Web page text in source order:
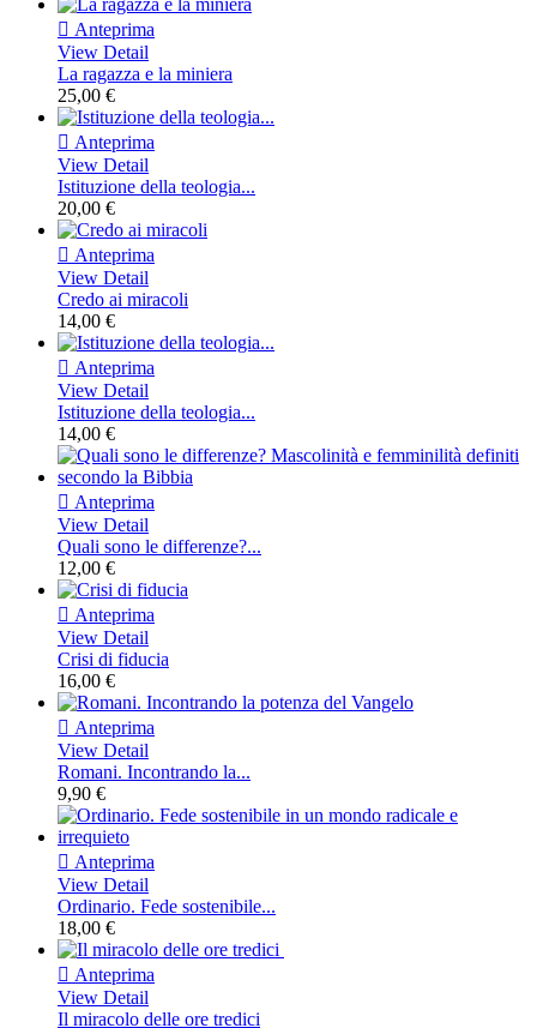
 Anteprima
View Detail
La ragazza e la miniera
25,00 €
 Anteprima
View Detail
Istituzione della teologia...
20,00 €
 Anteprima
View Detail
Credo ai miracoli
14,00 €
 Anteprima
View Detail
Istituzione della teologia...
14,00 €
 Anteprima
View Detail
Quali sono le differenze?...
12,00 €
 Anteprima
View Detail
Crisi di fiducia
16,00 €
 Anteprima
View Detail
Romani. Incontrando la...
9,90 €
 Anteprima
View Detail
Ordinario. Fede sostenibile...
18,00 €
 Anteprima
View Detail
Il miracolo delle ore tredici